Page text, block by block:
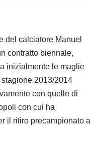
del calciatore Manuel
contratto biennale,
inizialmente le maglie
2013/2014
con quelle di
con cui ha
il ritiro precampionato a